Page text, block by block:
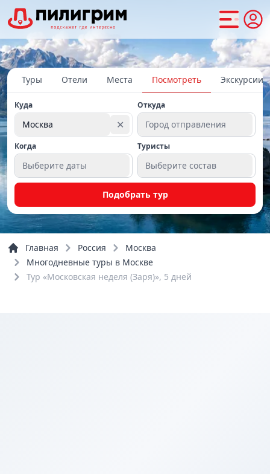
Туры Отели Места Посмотреть Экскурсии
Куда
Москва ✕
Откуда
Город отправления
Когда
Выберите даты
Туристы
Выберите состав
Подобрать тур
Главная Россия
Москва
Многодневные туры в Москве
Тур «Московская неделя (Заря)», 5 дней